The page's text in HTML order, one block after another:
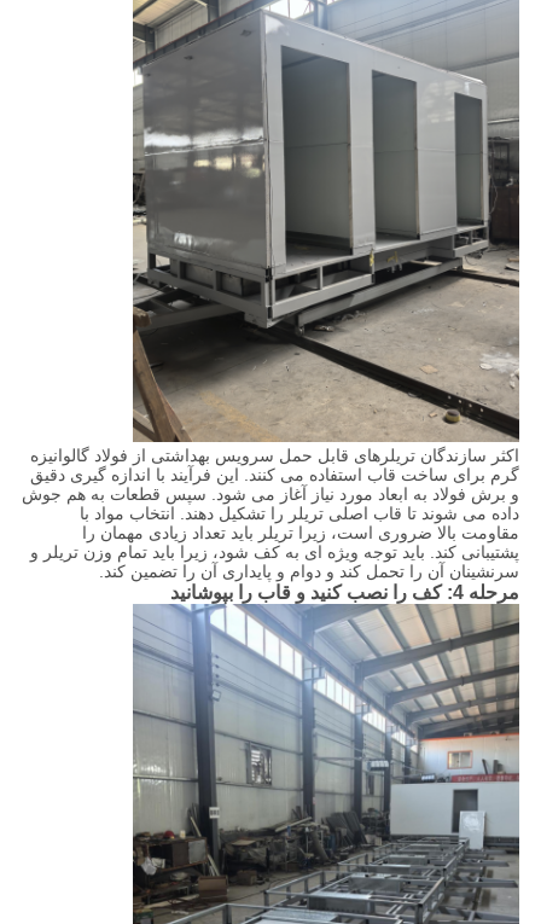
اکثر سازندگان تریلرهای قابل حمل سرویس بهداشتی از فولاد گالوانیزه
گرم برای ساخت قاب استفاده می کنند. این فرآیند با اندازه گیری دقیق
و برش فولاد به ابعاد مورد نیاز آغاز می شود. سپس قطعات به هم جوش
داده می شوند تا قاب اصلی تریلر را تشکیل دهند. انتخاب مواد با
مقاومت بالا ضروری است، زیرا تریلر باید تعداد زیادی مهمان را
پشتیبانی کند. باید توجه ویژه ای به کف شود، زیرا باید تمام وزن تریلر و
سرنشینان آن را تحمل کند و دوام و پایداری آن را تضمین کند.
مرحله 4: کف را نصب کنید و قاب را بپوشانید